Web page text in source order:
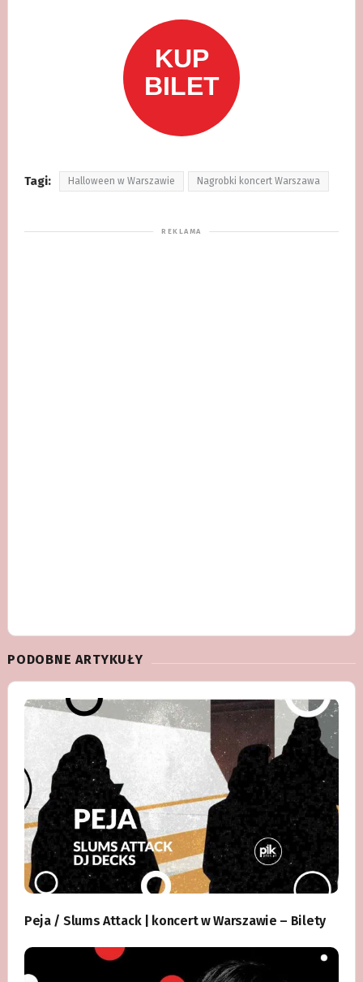
Tagi: Halloween w Warszawie Nagrobki koncert Warszawa
PODOBNE ARTYKUŁY
Peja / Slums Attack | koncert w Warszawie – Bilety